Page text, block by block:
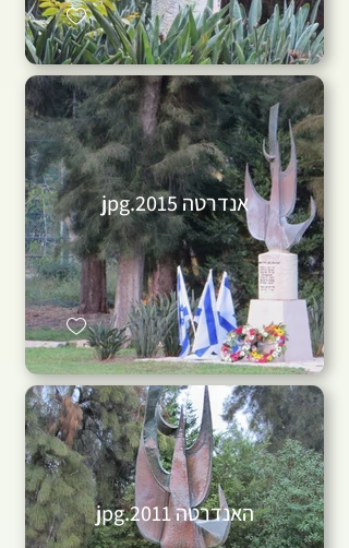
אנדרטה 2015.jpg
האנדרטה 2011.jpg